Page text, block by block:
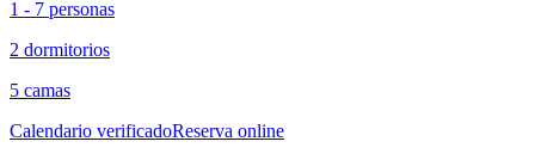
1 - 7 personas
2 dormitorios
5 camas
Calendario verificadoReserva online